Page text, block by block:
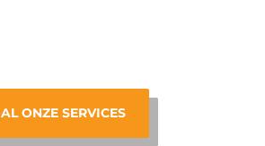
AL ONZE SERVICES